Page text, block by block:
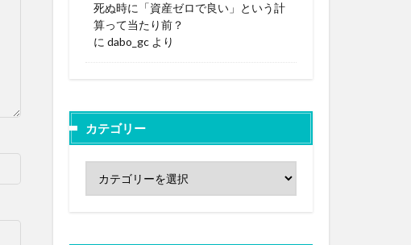
死ぬ時に「資産ゼロで良い」という計
算って当たり前？
に dabo_gc より
カテゴリー